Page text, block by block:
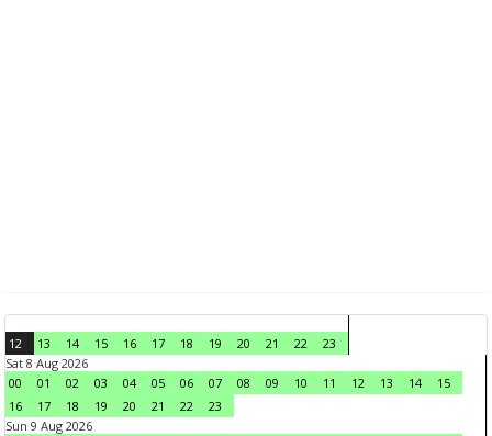
12 13 14 15 16 17 18 19 20 21 22
23
Sat 8 Aug 2026
00
01 02 03 04 05 06 07 08 09 10 11 12 13 14
15
16
17 18 19 20 21 22
23
Sun 9 Aug 2026